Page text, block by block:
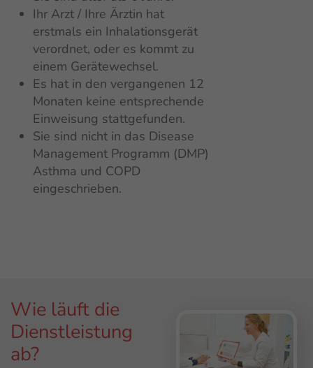
Ihr Arzt / Ihre Ärztin hat
erstmals ein Inhalationsgerät
verordnet, oder es kommt zu
einem Gerätewechsel.
Es hat in den vergangenen 12
Monaten keine entsprechende
Einweisung stattgefunden.
Sie sind nicht in das Disease
Management Programm (DMP)
Asthma und COPD
eingeschrieben.
Wie läuft die
Dienstleistung
ab?